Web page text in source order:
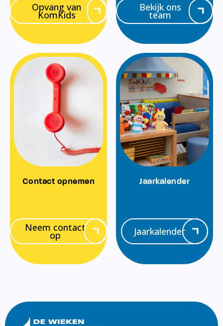
Opvang van
KomKids
Bekijk ons
team
Contact opnemen
Neem contact
op
Jaarkalender
Jaarkalender